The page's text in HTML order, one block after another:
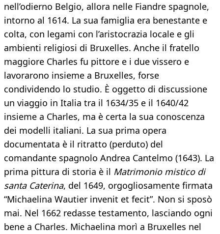
nell’odierno Belgio, allora nelle Fiandre spagnole,
intorno al 1614. La sua famiglia era benestante e
colta, con legami con l’aristocrazia locale e gli
ambienti religiosi di Bruxelles. Anche il fratello
maggiore Charles fu pittore e i due vissero e
lavorarono insieme a Bruxelles, forse
condividendo lo studio. È oggetto di discussione
un viaggio in Italia tra il 1634/35 e il 1640/42
insieme a Charles, ma è certa la sua conoscenza
dei modelli italiani. La sua prima opera
documentata è il ritratto (perduto) del
comandante spagnolo Andrea Cantelmo (1643). La
prima pittura di storia è il Matrimonio mistico di
santa Caterina, del 1649, orgogliosamente firmata
“Michaelina Wautier invenit et fecit”. Non si sposò
mai. Nel 1662 redasse testamento, lasciando ogni
bene a Charles. Michaelina morì a Bruxelles nel